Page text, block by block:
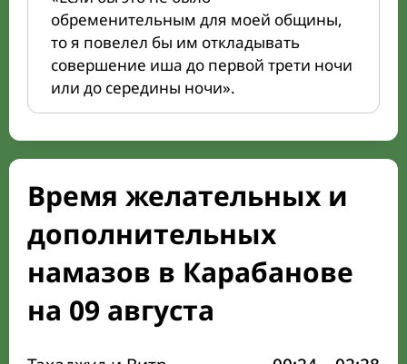
обременительным для моей общины,
то я повелел бы им откладывать
совершение иша до первой трети ночи
или до середины ночи».
Время желательных и
дополнительных
намазов в Карабанове
на 09 августа